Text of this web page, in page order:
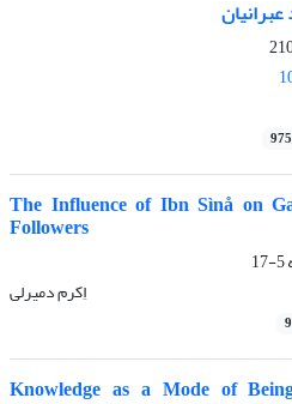
The Influence of Ibn Sìnå on
Followers
5-17
اِکرم دمیرلی
Knowledge as a Mode of